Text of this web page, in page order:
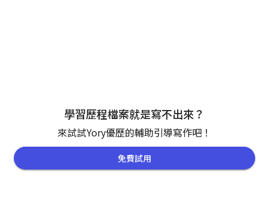
學習歷程檔案就是寫不出來？
來試試Yory優歷的輔助引導寫作吧！
免費試用